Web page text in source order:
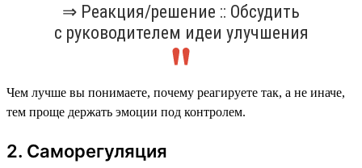
⇒ Реакция/решение :: Обсудить
с руководителем идеи улучшения
Чем лучше вы понимаете, почему реагируете так, а не иначе,
тем проще держать эмоции под контролем.
2. Саморегуляция